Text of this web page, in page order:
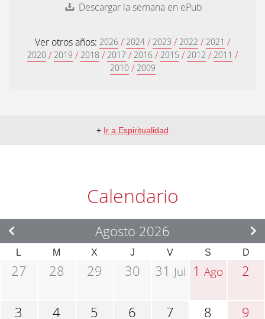
Descargar la semana en ePub
Ver otros años: 2026 / 2024 / 2023 / 2022 / 2021 /
2020 / 2019 / 2018 / 2017 / 2016 / 2015 / 2012 / 2011 /
2010 / 2009
+ Ir a Espiritualidad
Calendario
Agosto 2026
L M X J V S D
27 28 29 30 31 Jul 1Ago 2
3 4 5 6 7 8 9